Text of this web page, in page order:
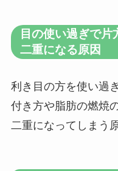
目の使い過ぎで片
二重になる原因
利き目の方を使い過
付き方や脂肪の燃焼
二重になってしまう